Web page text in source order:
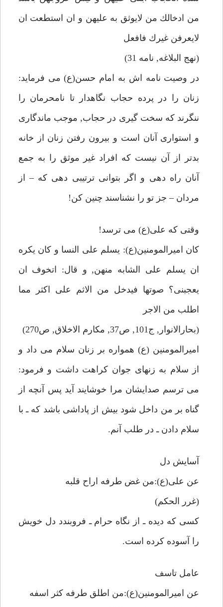
من ادخالك من لايوثق به عليهن و ان استطعت ان
لايعرفن غيرك فافعل
(نهج البلاغه, نامه 31)
در وصيت نامه اش به امام حسن(ع) مى فرمايد:
زنان را در پرده حجاب نگاهدار تا نامحرمان را
ننگرند كه سخت گيرى در حجاب, موجب ماندگارى
و استوارى آنان است و بيرون رفتن زنان از خانه
بدتر از آن نيست كه افراد غير موثق را به جمع
آنان راه دهى و اگر بتوانى ترتيبى دهى كه – از
مردان – جز تو را نشناسند چنين كن!
وقتى كه على(ع) مى ترسد!
كان اميرالمومنين(ع): يسلم على النسا و كان يكره
ان يسلم على الشابه منهن, و قال: اتخوف ان
يعجبنى؟ صوتها فيدخل من الاثم على اكثر مما
اطلب من الاجر
(بحارالانوار, ج101, ص37, مكارم الاخلاق, ص270)
اميرالمومنين (ع) همواره بر زنان سلام مى داد و
از سلام به زنهاى جوان كراهت داشت و فرمود:
مى ترسم صدايشان مرا خوشايند آيد پس آنچه از
گناه بر من داخل شود بيش از پاداشى باشد كه ـ با
سلام دادن ـ در طلب آنم.
آسايش دل
عن على(ع):من غض طرفه اراح قلبه
(غرر الحكم)
كسى كه ديده ـ از نگاه حرام ـ فروبندد دل خويش
را آسوده كرده است.
عامل تاسف
عن اميرالمومنين(ع):من اطلق طرفه كثر اسفه